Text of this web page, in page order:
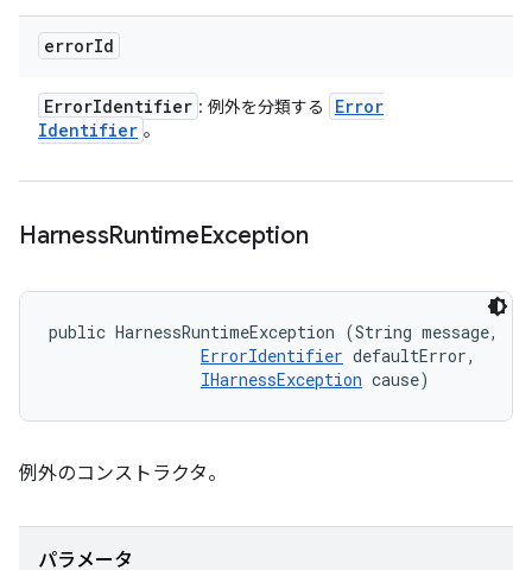
errorId
ErrorIdentifier : 例外を分類する
Error
Identifier 。
HarnessRuntimeException
public HarnessRuntimeException (String message,
ErrorIdentifier defaultError,
IHarnessException cause)
例外のコンストラクタ。
パラメータ